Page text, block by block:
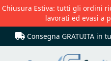
Chiusura Estiva: tutti gli ordini
lavorati ed evasi a
Consegna GRATUITA in